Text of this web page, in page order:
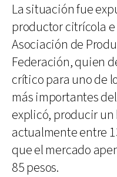
La situación fue
productor citrícola
Asociación de
Federación, quien
crítico para uno de
más importantes
explicó, producir
actualmente entre
que el mercado
85 pesos.